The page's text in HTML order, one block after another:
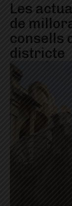
Les
de
consells
districte